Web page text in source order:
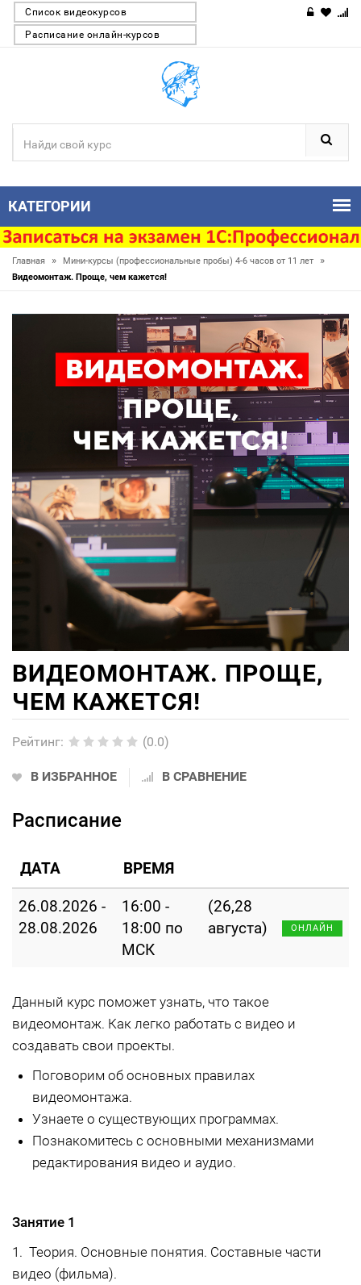
Список видеокурсов
Расписание онлайн-курсов
КАТЕГОРИИ
Главная » Мини-курсы (профессиональные пробы) 4-6 часов от 11 лет »
Видеомонтаж. Проще, чем кажется!
ВИДЕОМОНТАЖ. ПРОЩЕ,
ЧЕМ КАЖЕТСЯ!
Рейтинг: (0.0)
В ИЗБРАННОЕ В СРАВНЕНИЕ
Расписание
ДАТА ВРЕМЯ
26.08.2026 -
28.08.2026
16:00 -
18:00 по
МСК
(26,28
августа)
ОНЛАЙН
Данный курс поможет узнать, что такое
видеомонтаж. Как легко работать с видео и
создавать свои проекты.
Поговорим об основных правилах
видеомонтажа.
Узнаете о существующих программах.
Познакомитесь с основными механизмами
редактирования видео и аудио.
Занятие 1
1. Теория. Основные понятия. Составные части
видео (фильма).